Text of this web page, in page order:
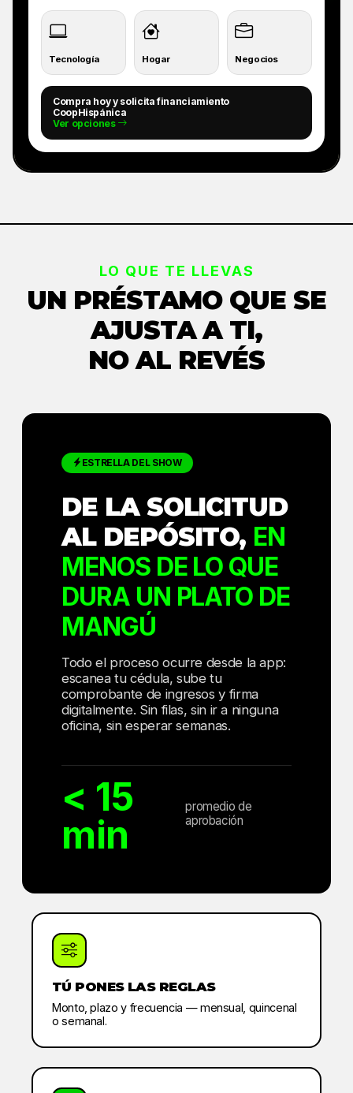
Tecnología Hogar Negocios
Compra hoy y solicita financiamiento
CoopHispánica
Ver opciones
LO QUE TE LLEVAS
UN PRÉSTAMO QUE SE
AJUSTA A TI,
NO AL REVÉS
ESTRELLA DEL SHOW
DE LA SOLICITUD
AL DEPÓSITO, EN
MENOS DE LO QUE
DURA UN PLATO DE
MANGÚ
Todo el proceso ocurre desde la app:
escanea tu cédula, sube tu
comprobante de ingresos y firma
digitalmente. Sin filas, sin ir a ninguna
oficina, sin esperar semanas.
< 15
min
promedio de
aprobación
TÚ PONES LAS REGLAS
Monto, plazo y frecuencia — mensual, quincenal
o semanal.